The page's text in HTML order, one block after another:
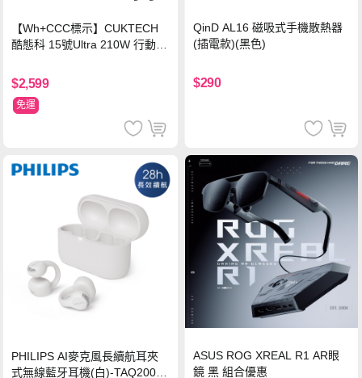
【Wh+CCC標示】CUKTECH
酷態科 15號Ultra 210W 行動電
$2,599
免運
QinD AL16 磁吸式手機散熱器
(插電款)(黑色)
$290
PHILIPS AI麥克風長續航耳夾
式無線藍牙耳機(白)-TAQ2000
ASUS ROG XREAL R1 AR眼
鏡 黑 組合優惠